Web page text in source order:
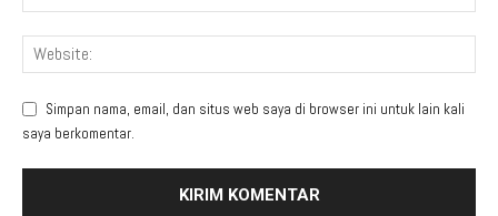
Simpan nama, email, dan situs web saya di browser ini untuk lain kali
saya berkomentar.